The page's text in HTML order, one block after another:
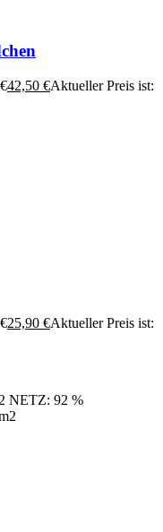
42,50 €Aktueller Preis ist:
25,90 €Aktueller Preis ist:
NETZ: 92 %